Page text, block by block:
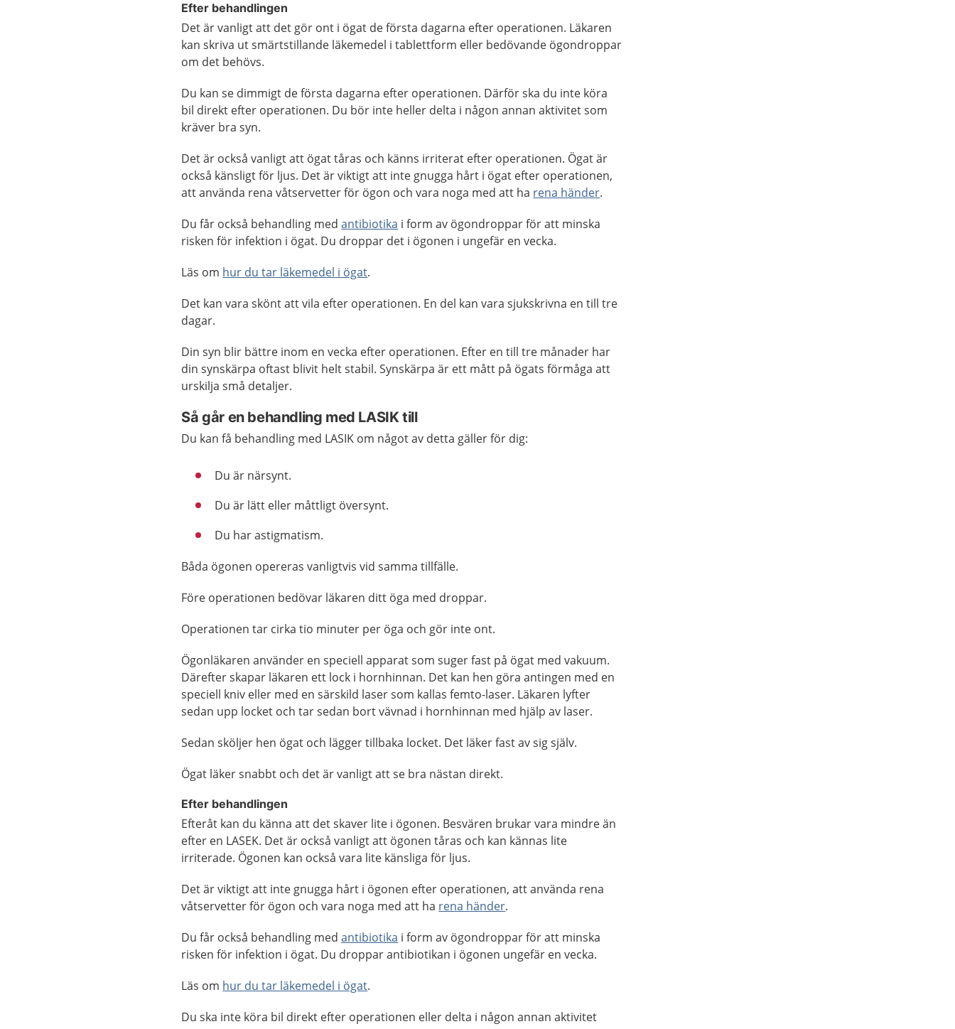
Efter behandlingen
Det är vanligt att det gör ont i ögat de första dagarna efter operationen. Läkaren
kan skriva ut smärtstillande läkemedel i tablettform eller bedövande ögondroppar
om det behövs.
Du kan se dimmigt de första dagarna efter operationen. Därför ska du inte köra
bil direkt efter operationen. Du bör inte heller delta i någon annan aktivitet som
kräver bra syn.
Det är också vanligt att ögat tåras och känns irriterat efter operationen. Ögat är
också känsligt för ljus. Det är viktigt att inte gnugga hårt i ögat efter operationen,
att använda rena våtservetter för ögon och vara noga med att ha rena händer.
Du får också behandling medantibiotika i form av ögondroppar för att minska
risken för infektion i ögat. Du droppar det i ögonen i ungefär en vecka.
Läs om hur du tar läkemedel i ögat.
Det kan vara skönt att vila efter operationen. En del kan vara sjukskrivna en till tre
dagar.
Din syn blir bättre inom en vecka efter operationen. Efter en till tre månader har
din synskärpa oftast blivit helt stabil. Synskärpa är ett mått på ögats förmåga att
urskilja små detaljer.
Så går en behandling med LASIK till
Du kan få behandling med LASIK om något av detta gäller för dig:
Du är närsynt.
Du är lätt eller måttligt översynt.
Du har astigmatism.
Båda ögonen opereras vanligtvis vid samma tillfälle.
Före operationen bedövar läkaren ditt öga med droppar.
Operationen tar cirka tio minuter per öga och gör inte ont.
Ögonläkaren använder en speciell apparat som suger fast på ögat med vakuum.
Därefter skapar läkaren ett lock i hornhinnan. Det kan hen göra antingen med en
speciell kniv eller med en särskild laser som kallas femto-laser. Läkaren lyfter
sedan upp locket och tar sedan bort vävnad i hornhinnan med hjälp av laser.
Sedan sköljer hen ögat och lägger tillbaka locket. Det läker fast av sig själv.
Ögat läker snabbt och det är vanligt att se bra nästan direkt.
Efter behandlingen
Efteråt kan du känna att det skaver lite i ögonen. Besvären brukar vara mindre än
efter en LASEK. Det är också vanligt att ögonen tåras och kan kännas lite
irriterade. Ögonen kan också vara lite känsliga för ljus.
Det är viktigt att inte gnugga hårt i ögonen efter operationen, att använda rena
våtservetter för ögon och vara noga med att ha rena händer.
Du får också behandling medantibiotika i form av ögondroppar för att minska
risken för infektion i ögat. Du droppar antibiotikan i ögonen ungefär en vecka.
Läs om hur du tar läkemedel i ögat.
Du ska inte köra bil direkt efter operationen eller delta i någon annan aktivitet